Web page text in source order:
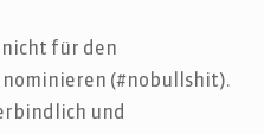
nicht für den
nominieren (#nobullshit).
und